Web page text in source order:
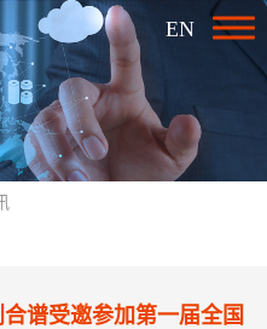
EN
谱受邀参加第一届全国